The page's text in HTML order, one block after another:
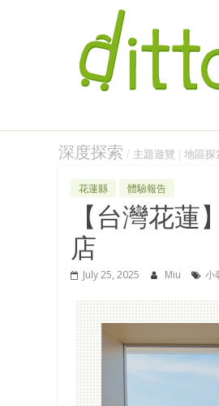
深度探索 / 主題遊覽 地區探
花蓮縣 體驗報告
【台灣花
店
July 25, 2025 Miu 小